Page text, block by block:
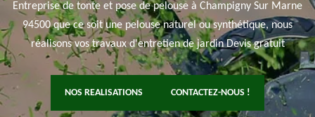
Entreprise de tonte et pose de pelouse à Champigny Sur Marne
94500 que ce soit une pelouse naturel ou synthétique, nous
réalisons vos travaux d'entretien de jardin Devis gratuit
NOS REALISATIONS CONTACTEZ-NOUS !